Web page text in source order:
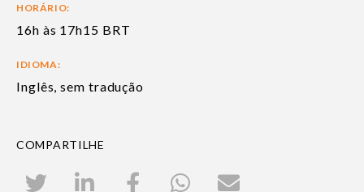
HORÁRIO:
16h às 17h15 BRT
IDIOMA:
Inglês, sem tradução
COMPARTILHE